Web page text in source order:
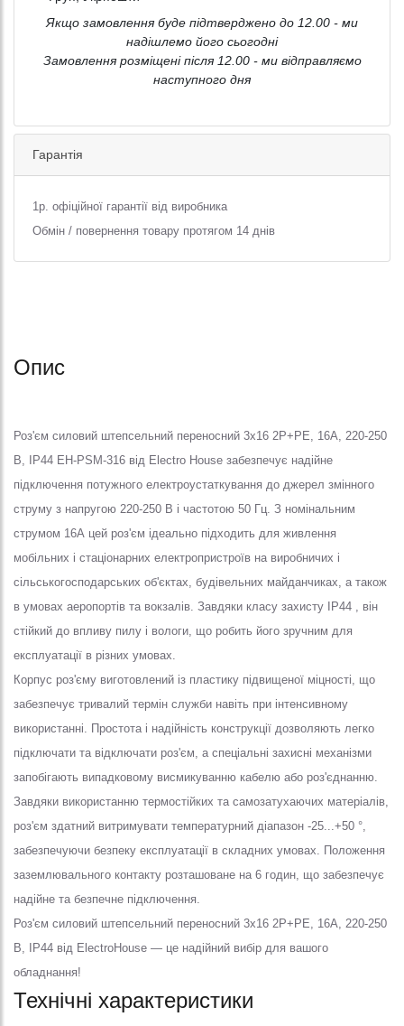
Якщо замовлення буде підтверджено до 12.00 - ми
надішлемо його сьогодні
Замовлення розміщені після 12.00 - ми відправляємо
наступного дня
Гарантія
1р. офіційної гарантії від виробника
Обмін / повернення товару протягом 14 днів
Опис
Роз'єм силовий штепсельний переносний 3x16 2P+PE, 16А, 220-250
В, IP44 EH-PSM-316 від Electro House забезпечує надійне
підключення потужного електроустаткування до джерел змінного
струму з напругою 220-250 В і частотою 50 Гц. З номінальним
струмом 16А цей роз'єм ідеально підходить для живлення
мобільних і стаціонарних електропристроїв на виробничих і
сільськогосподарських об'єктах, будівельних майданчиках, а також
в умовах аеропортів та вокзалів. Завдяки класу захисту IP44 , він
стійкий до впливу пилу і вологи, що робить його зручним для
експлуатації в різних умовах.
Корпус роз'єму виготовлений із пластику підвищеної міцності, що
забезпечує тривалий термін служби навіть при інтенсивному
використанні. Простота і надійність конструкції дозволяють легко
підключати та відключати роз'єм, а спеціальні захисні механізми
запобігають випадковому висмикуванню кабелю або роз'єднанню.
Завдяки використанню термостійких та самозатухаючих матеріалів,
роз'єм здатний витримувати температурний діапазон -25...+50 °,
забезпечуючи безпеку експлуатації в складних умовах. Положення
заземлювального контакту розташоване на 6 годин, що забезпечує
надійне та безпечне підключення.
Роз'єм силовий штепсельний переносний 3x16 2P+PE, 16А, 220-250
В, IP44 від ElectroHouse — це надійний вибір для вашого
обладнання!
Технічні характеристики